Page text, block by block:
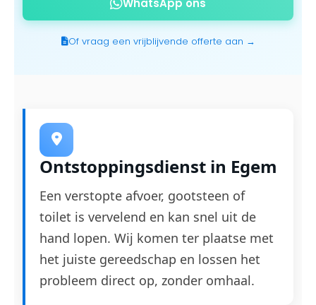
WhatsApp ons
Of vraag een vrijblijvende offerte aan →
Ontstoppingsdienst in Egem
Een verstopte afvoer, gootsteen of
toilet is vervelend en kan snel uit de
hand lopen. Wij komen ter plaatse met
het juiste gereedschap en lossen het
probleem direct op, zonder omhaal.